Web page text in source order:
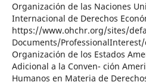
Organización de las Naciones
Internacional de Derechos
https://www.ohchr.org/sites/
Documents/ProfessionalInterest/
Organización de los Estados
Adicional a la Conven- ción
Humanos en Materia de